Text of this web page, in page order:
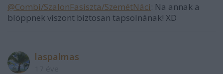
@Combi/SzalonFasiszta/SzemétNáci: Na annak a
blöppnek viszont biztosan tapsolnának! XD
laspalmas